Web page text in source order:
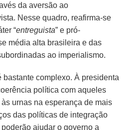
da aversão ao
Nesse quadro, reafirma-se
“entreguista” e pró-
média alta brasileira e das
ao imperialismo.
bastante complexo. À presidenta
política com aqueles
urnas na esperança de mais
das políticas de integração
ajudar o governo a